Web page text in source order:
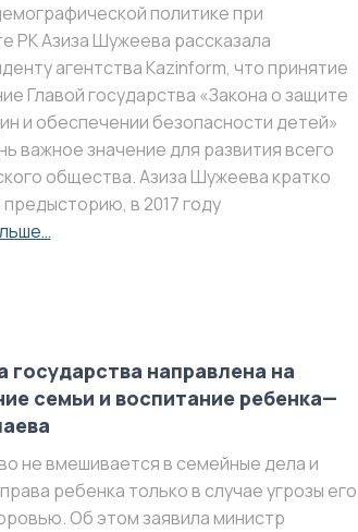
политике при
РК Азиза Шужеева рассказала
агентства Kazinform, что принятие
Главой государства «Закона о защите
и обеспечении безопасности детей»
важное значение для развития всего
общества. Азиза Шужеева кратко
в 2017 году
государства направлена на
семьи и воспитание ребенка—
не вмешивается в семейные дела и
ребенка только в случае угрозы его
Об этом заявила министр